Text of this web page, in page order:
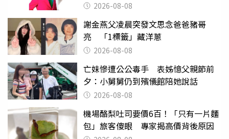
2026-08-08
謝金燕父凌晨突發文思念爸爸豬哥
亮 「1標籤」藏洋蔥
2026-08-08
亡妹慘遭公公毒手 表姊憶父親節前
夕：小舅舅仍到殯儀館陪她說話
2026-08-08
機場酪梨吐司要價6百！「只有一片麵
包」旅客傻眼 專家揭高價背後原因